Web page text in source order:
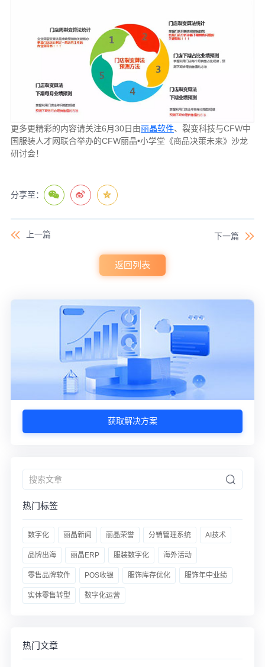
更多更精彩的内容请关注6月30日由丽晶软件、裂变科技与CFW中
国服装人才网联合举办的CFW丽晶•小学堂《商品决策未来》沙龙
研讨会！
分享至：
上一篇 下一篇
返回列表
获取解决方案
热门标签
数字化 丽晶新闻 丽晶荣誉 分销管理系统 AI技术
品牌出海 丽晶ERP 服装数字化 海外活动
零售品牌软件 POS收银 服饰库存优化 服饰年中业绩
实体零售转型 数字化运营
热门文章